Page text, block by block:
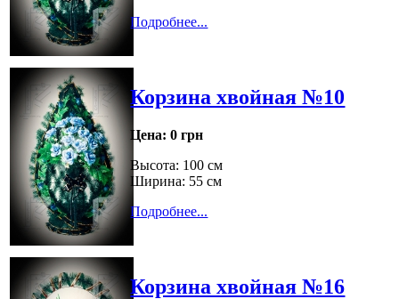
Подробнее...
Корзина хвойная №10
Цена: 0 грн
Высота: 100 см
Ширина: 55 см
Подробнее...
Корзина хвойная №16